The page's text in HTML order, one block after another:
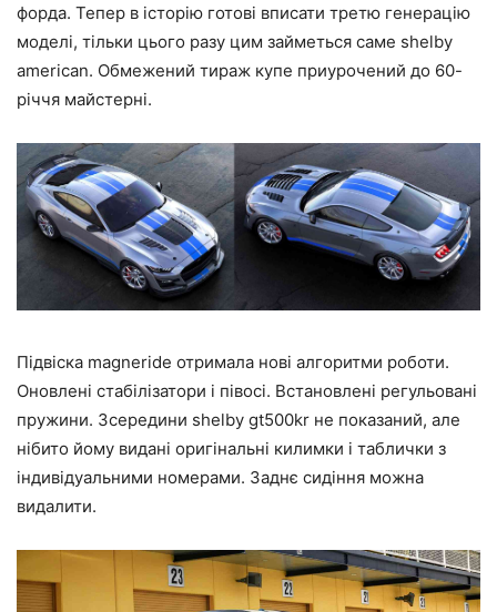
форда. Тепер в історію готові вписати третю генерацію
моделі, тільки цього разу цим займеться саме shelby
american. Обмежений тираж купе приурочений до 60-
річчя майстерні.
Підвіска magneride отримала нові алгоритми роботи.
Оновлені стабілізатори і півосі. Встановлені регульовані
пружини. Зсередини shelby gt500kr не показаний, але
нібито йому видані оригінальні килимки і таблички з
індивідуальними номерами. Заднє сидіння можна
видалити.